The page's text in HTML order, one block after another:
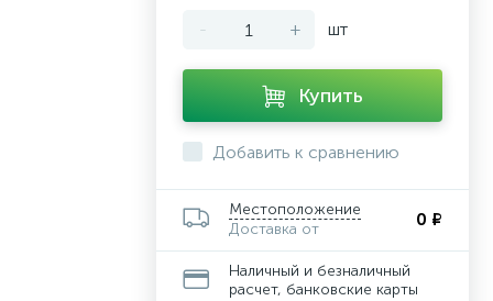
- + шт
Купить
Добавить к сравнению
Местоположение
Доставка от
0 ₽
Наличный и безналичный
расчет, банковские карты